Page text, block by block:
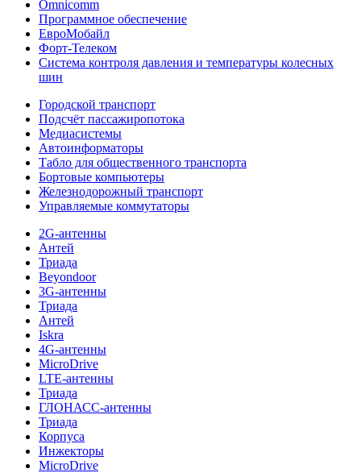
Omnicomm
Программное обеспечение
ЕвроМобайл
Форт-Телеком
Система контроля давления и температуры колесных
шин
Городской транспорт
Подсчёт пассажиропотока
Медиасистемы
Автоинформаторы
Табло для общественного транспорта
Бортовые компьютеры
Железнодорожный транспорт
Управляемые коммутаторы
2G-антенны
Антей
Триада
Beyondoor
3G-антенны
Триада
Антей
Iskra
4G-антенны
MicroDrive
LTE-антенны
Триада
ГЛОНАСС-антенны
Триада
Корпуса
Инжекторы
MicroDrive